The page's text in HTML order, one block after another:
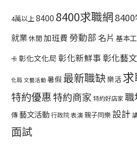
4萬以上8400 8400求職網
就業休閒加班費 勞動部 名片 基本
卡彰化文化局 彰化新鮮事 彰化藝
化局 文藝活動 暑假 最新職缺樂活
特約優惠特約商家 特約好店家
傳 藝文活動行政院表演親子同樂 設計
面試